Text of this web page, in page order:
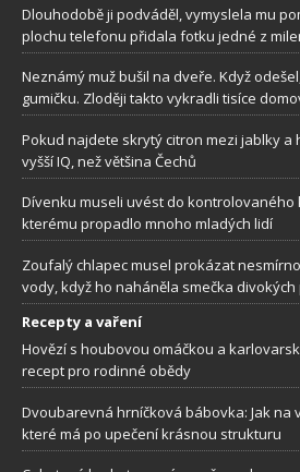
Dlouhodobě ji podváděl, vymyslela mu
plochu telefonu přidala fotku jedné z
Neznámý muž bušil na dveře. Když
gumičku. Zloději takto vykradli tisíce
Pokud najdete skrytý citron mezi jablky a
vyšší IQ, než většina Čechů
Dívenku museli uvést do kontrolovaného
kterému propadlo mnoho mladých lidí
Zoufalý chlapec musel prokázat
vody, když ho naháněla smečka divokých
Recepty a vaření
Hovězí s houbovou omáčkou a
recept pro rodinné obědy
Dvoubarevná hrníčková bábovka: Jak na
které má po upečení krásnou strukturu